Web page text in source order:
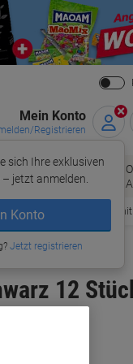
Mein Konto
Registrieren
sich Ihre exklusiven
jetzt anmelden.
Konto
Jetzt registrieren
Bürobedarf
Bestellen
12